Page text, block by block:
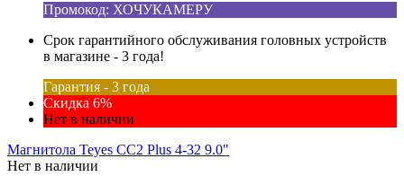
Промокод: ХОЧУКАМЕРУ
Срок гарантийного обслуживания головных устройств
в магазине - 3 года!
Гарантия - 3 года
Скидка 6%
Нет в наличии
Магнитола Teyes CC2 Plus 4-32 9.0"
Нет в наличии